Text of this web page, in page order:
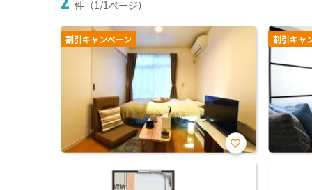
件（1/1ページ）
割引キャンペーン
お気
割引キャ